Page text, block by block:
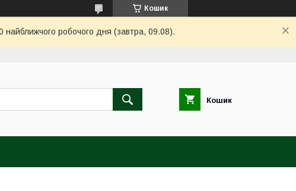
Кошик
найближчого робочого дня (завтра, 09.08).
Кошик